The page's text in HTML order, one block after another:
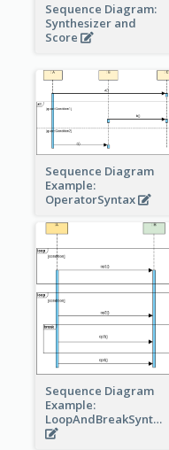
Sequence Diagram:
Synthesizer and
Score
Sequence Diagram
Example:
OperatorSyntax
Sequence Diagram
Example:
LoopAndBreakSyntax